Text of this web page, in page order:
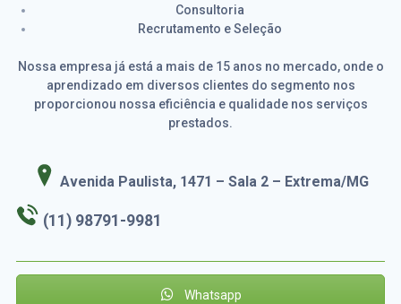
Consultoria
Recrutamento e Seleção
Nossa empresa já está a mais de 15 anos no mercado, onde o
aprendizado em diversos clientes do segmento nos
proporcionou nossa eficiência e qualidade nos serviços
prestados.
Avenida Paulista, 1471 – Sala 2 – Extrema/MG
(11) 98791-9981
Whatsapp